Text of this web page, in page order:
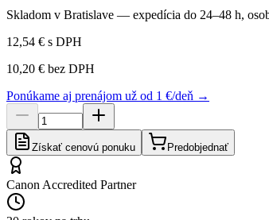
Skladom v Bratislave — expedícia do 24–48 h,
12,54 € s DPH
10,20 € bez DPH
Ponúkame aj prenájom už od 1 €/deň →
Získať cenovú ponuku Predobjednať
Canon Accredited Partner